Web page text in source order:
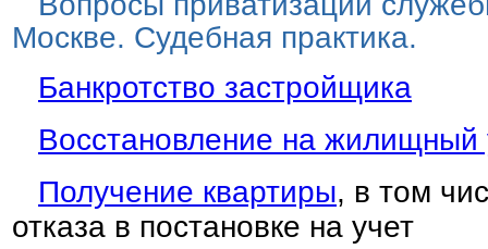
Москве. Судебная практика.
Банкротство застройщика
Восстановление на жилищный
Получение квартиры, в том
отказа в постановке на учет